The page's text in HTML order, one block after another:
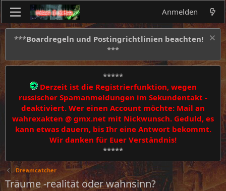
Anmelden
***Boardregeln und Postingrichtlinien beachten!
***
*****
Derzeit ist die Registrierfunktion, wegen
russischer Spamanmeldungen im Sekundentakt -
deaktiviert. Wer einen Account möchte: Mail an
wahrexakten @ gmx.net mit Nickwunsch. Geduld, es
kann etwas dauern, bis Ihr eine Antwort bekommt.
Wir danken für Euer Verständnis!
*****
Dreamcatcher
Träume -realität oder wahnsinn?